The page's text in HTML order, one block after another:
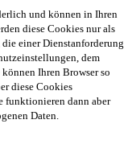
und können in Ihren
diese Cookies nur als
einer Dienstanforderung
dem
Ihren Browser so
diese Cookies
funktionieren dann aber
Daten.